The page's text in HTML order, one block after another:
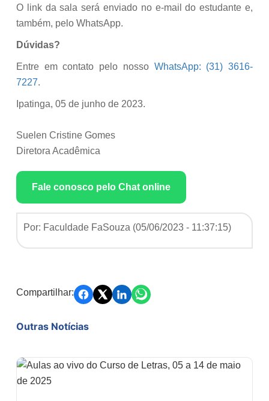
O link da sala será enviado no e-mail do estudante e,
também, pelo WhatsApp.
Dúvidas?
Entre em contato pelo nosso WhatsApp: (31) 3616-
7227.
Ipatinga, 05 de junho de 2023.
Suelen Cristine Gomes
Diretora Acadêmica
Fale conosco pelo Chat online
Por: Faculdade FaSouza (05/06/2023 - 11:37:15)
Compartilhar:
Outras Notícias